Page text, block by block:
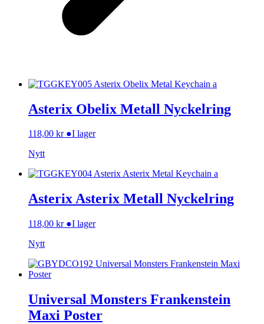
Asterix Obelix Metall Nyckelring
118,00 kr ●I lager
Nytt
Asterix Asterix Metall Nyckelring
118,00 kr ●I lager
Nytt
Universal Monsters Frankenstein
Maxi Poster